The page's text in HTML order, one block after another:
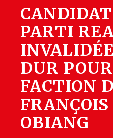
PARTI
DUR
FACTION
OBIANG